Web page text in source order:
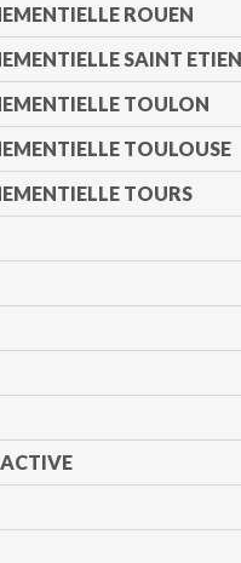
ROUEN
SAINT
TOULON
TOULOUSE
TOURS